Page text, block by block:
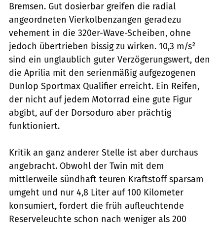
Bremsen. Gut dosierbar greifen die radial
angeordneten Vierkolbenzangen geradezu
vehement in die 320er-Wave-Scheiben, ohne
jedoch übertrieben bissig zu wirken. 10,3 m/s²
sind ein unglaublich guter Verzögerungswert, den
die Aprilia mit den serienmäßig aufgezogenen
Dunlop Sportmax Qualifier erreicht. Ein Reifen,
der nicht auf jedem Motorrad eine gute Figur
abgibt, auf der Dorsoduro aber prächtig
funktioniert.
Kritik an ganz anderer Stelle ist aber durchaus
angebracht. Obwohl der Twin mit dem
mittlerweile sündhaft teuren Kraftstoff sparsam
umgeht und nur 4,8 Liter auf 100 Kilometer
konsumiert, fordert die früh aufleuchtende
Reserveleuchte schon nach weniger als 200